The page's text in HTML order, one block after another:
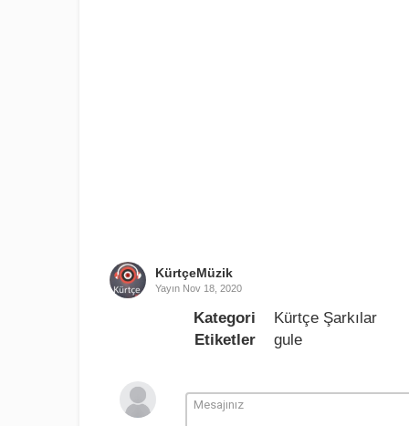
KürtçeMüzik
Yayın Nov 18, 2020
Kategori
Kürtçe Şarkılar
Etiketler
gule